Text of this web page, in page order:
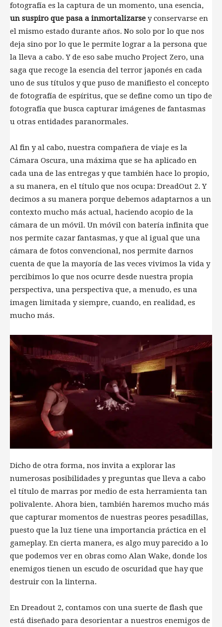
fotografía es la captura de un momento, una esencia,
un suspiro que pasa a inmortalizarse y conservarse en
el mismo estado durante años. No solo por lo que nos
deja sino por lo que le permite lograr a la persona que
la lleva a cabo. Y de eso sabe mucho Project Zero, una
saga que recoge la esencia del terror japonés en cada
uno de sus títulos y que puso de manifiesto el concepto
de fotografía de espíritus, que se define como un tipo de
fotografía que busca capturar imágenes de fantasmas
u otras entidades paranormales.
Al fin y al cabo, nuestra compañera de viaje es la
Cámara Oscura, una máxima que se ha aplicado en
cada una de las entregas y que también hace lo propio,
a su manera, en el título que nos ocupa: DreadOut 2. Y
decimos a su manera porque debemos adaptarnos a un
contexto mucho más actual, haciendo acopio de la
cámara de un móvil. Un móvil con batería infinita que
nos permite cazar fantasmas, y que al igual que una
cámara de fotos convencional, nos permite darnos
cuenta de que la mayoría de las veces vivimos la vida y
percibimos lo que nos ocurre desde nuestra propia
perspectiva, una perspectiva que, a menudo, es una
imagen limitada y siempre, cuando, en realidad, es
mucho más.
Dicho de otra forma, nos invita a explorar las
numerosas posibilidades y preguntas que lleva a cabo
el título de marras por medio de esta herramienta tan
polivalente. Ahora bien, también haremos mucho más
que capturar momentos de nuestras peores pesadillas,
puesto que la luz tiene una importancia práctica en el
gameplay. En cierta manera, es algo muy parecido a lo
que podemos ver en obras como Alan Wake, donde los
enemigos tienen un escudo de oscuridad que hay que
destruir con la linterna.
En Dreadout 2, contamos con una suerte de flash que
está diseñado para desorientar a nuestros enemigos de